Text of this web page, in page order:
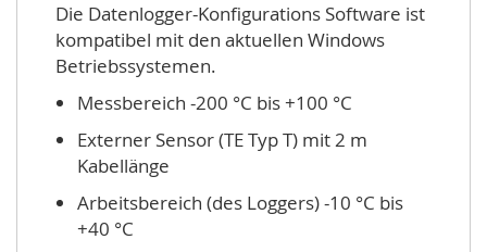
Die Datenlogger-Konfigurations Software ist
kompatibel mit den aktuellen Windows
Betriebssystemen.
Messbereich -200 °C bis +100 °C
Externer Sensor (TE Typ T) mit 2 m
Kabellänge
Arbeitsbereich (des Loggers) -10 °C bis
+40 °C